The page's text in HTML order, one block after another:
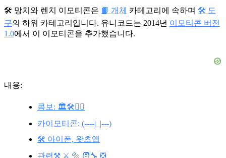
🛠️ 망치와 렌치 이모티콘은 📙 개체 카테고리에 속하며 🛠️ 도
구의 하위 카테고리입니다. 유니코드는 2014년 이모티콘 버전
1.0에서 이 이모티콘을 추가했습니다.
내용:
콤보: 🏛️🛠️👷‍♂️
카이모티콘: (----|_|---)
🛠️ 아이폰, 왓츠앱
관련⚒️ ⚔️ 🔩 🧑‍🔧 ❎